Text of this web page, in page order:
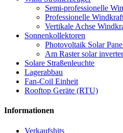
Semi-professionelle
Professionelle
Vertikale Achse
Sonnenkollektoren
Photovoltaik Solar
Am Raster solar inverter
Solare Straßenleuchte
Lagerabbau
Fan-Coil Einheit
Rooftop Geräte (RTU)
Informationen
Verkaufshits